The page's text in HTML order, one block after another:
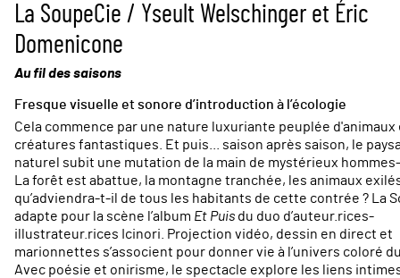
La SoupeCie / Yseult Welschinger et Éric
Domenicone
Au fil des saisons
Fresque visuelle et sonore d’introduction à l’écologie
Cela commence par une nature luxuriante peuplée d'animaux
créatures fantastiques. Et puis... saison après saison, le
naturel subit une mutation de la main de mystérieux
La forêt est abattue, la montagne tranchée, les animaux
qu’adviendra-t-il de tous les habitants de cette contrée ? La
adapte pour la scène l’album Et Puis du duo d’auteur.rices-
illustrateur.rices Icinori. Projection vidéo, dessin en direct et
marionnettes s’associent pour donner vie à l’univers coloré
Avec poésie et onirisme, le spectacle explore les liens